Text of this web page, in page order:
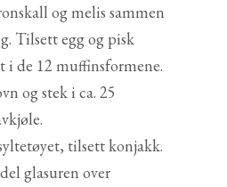
og melis sammen
Tilsett egg og pisk
i de 12 muffinsformene.
og stek i ca. 25
tilsett konjakk.
glasuren over